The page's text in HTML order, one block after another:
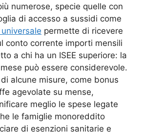
numerose, specie quelle con
di accesso a sussidi come
permette di ricevere
conto corrente importi mensili
a chi ha un ISEE superiore: la
può essere considerevole.
alcune misure, come bonus
agevolate su mense,
meglio le spese legate
le famiglie monoreddito
di esenzioni sanitarie e